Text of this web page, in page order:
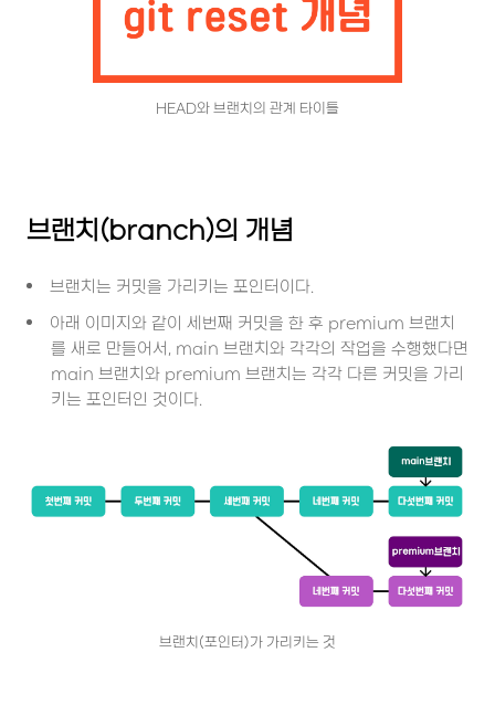
HEAD와 브랜치의 관계 타이틀
브랜치(branch)의 개념
브랜치는 커밋을 가리키는 포인터이다.
아래 이미지와 같이 세번째 커밋을 한 후 premium 브랜치
를 새로 만들어서, main 브랜치와 각각의 작업을 수행했다면
main 브랜치와 premium 브랜치는 각각 다른 커밋을 가리
키는 포인터인 것이다.
브랜치(포인터)가 가리키는 것